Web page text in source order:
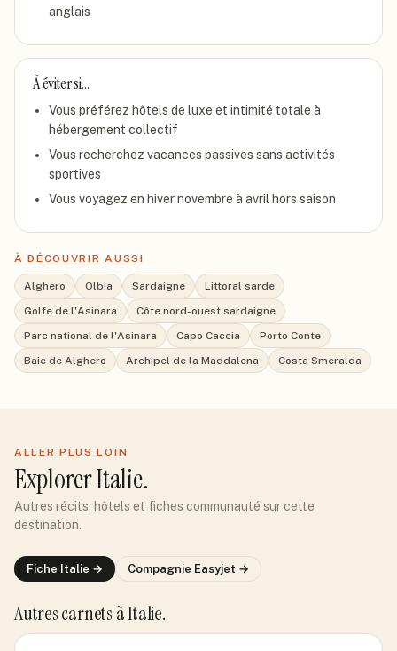
anglais
À éviter si…
Vous préférez hôtels de luxe et intimité totale à
hébergement collectif
Vous recherchez vacances passives sans activités
sportives
Vous voyagez en hiver novembre à avril hors saison
À DÉCOUVRIR AUSSI
Alghero Olbia Sardaigne
Littoral sarde
Golfe de l'Asinara
Côte nord-ouest sardaigne
Parc national de l'Asinara
Capo Caccia
Porto Conte
Baie de Alghero
Archipel de la Maddalena Costa Smeralda
ALLER PLUS LOIN
ExplorerItalie.
Autres récits, hôtels et fiches communauté sur cette
destination.
Fiche Italie → Compagnie Easyjet →
Autres carnets à Italie.